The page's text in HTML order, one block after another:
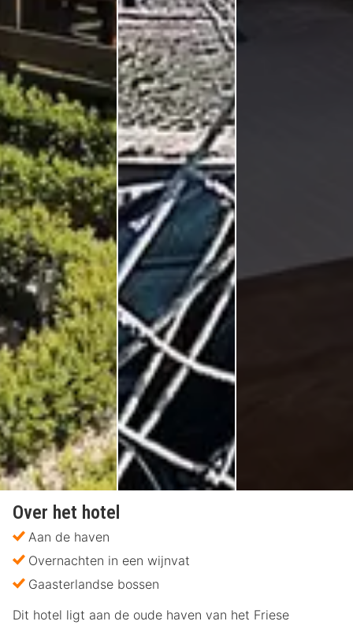
Over het hotel
Aan de haven
Overnachten in een wijnvat
Gaasterlandse bossen
Dit hotel ligt aan de oude haven van het Friese